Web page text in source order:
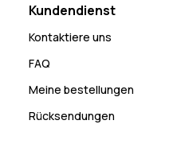
Kundendienst
Kontaktiere uns
FAQ
Meine bestellungen
Rücksendungen